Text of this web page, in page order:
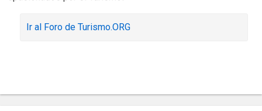
Ir al Foro de Turismo.ORG